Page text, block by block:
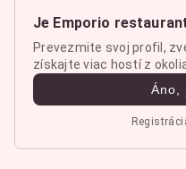
Je Emporio
Prevezmite svoj profil,
získajte viac hostí z
Áno,